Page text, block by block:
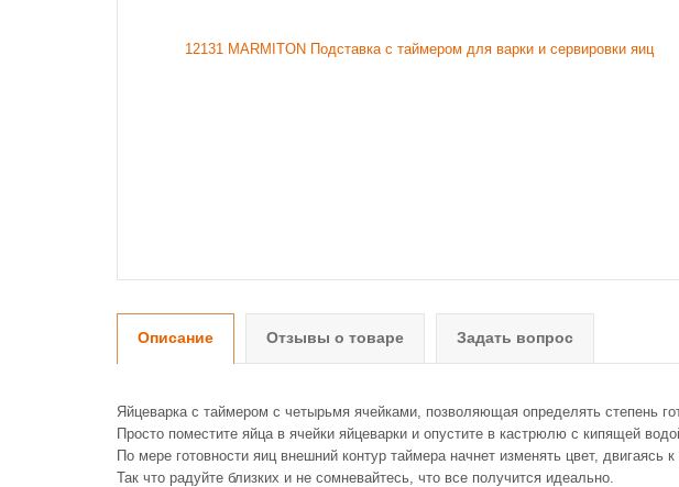
Описание Отзывы о товаре Задать вопрос
Яйцеварка с таймером с четырьмя ячейками, позволяющая определять степень
Просто поместите яйца в ячейки яйцеварки и опустите в кастрюлю с кипящей
По мере готовности яиц внешний контур таймера начнет изменять цвет,
Так что радуйте близких и не сомневайтесь, что все получится идеально.